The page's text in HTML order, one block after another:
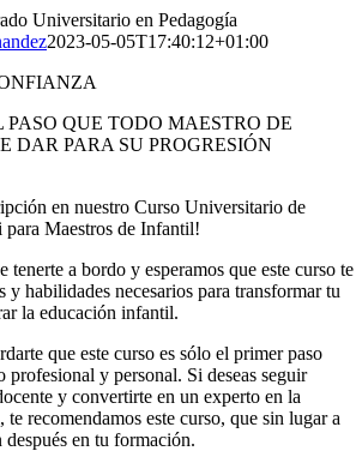
Universitario en Pedagogía
2023-05-05T17:40:12+01:00
QUE TODO MAESTRO DE
DAR PARA SU PROGRESIÓN
en nuestro Curso Universitario de
Maestros de Infantil!
tenerte a bordo y esperamos que este curso te
y habilidades necesarios para transformar tu
la educación infantil.
que este curso es sólo el primer paso
profesional y personal. Si deseas seguir
y convertirte en un experto en la
recomendamos este curso, que sin lugar a
después en tu formación.